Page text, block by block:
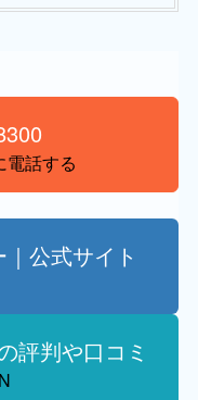
電話する
公式サイト
評判や口コミ